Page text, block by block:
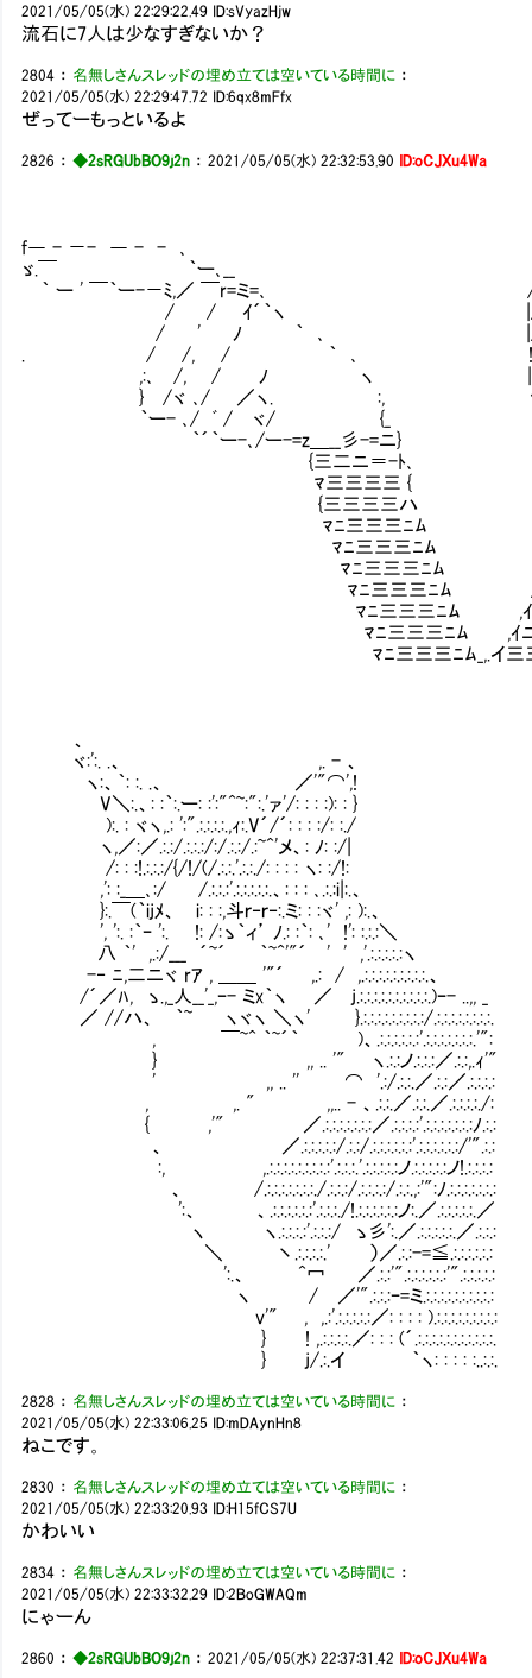
2021/05/05(水) 22:29:22.49 ID:sVyazHjw
流石に7人は少なすぎないか？
2804 ： 名無しさんスレッドの埋め立ては空いている時間に ：
2021/05/05(水) 22:29:47.72 ID:6qx8mFfx
ぜってーもっといるよ
2826 ：◆2sRGUbBO9j2n ：2021/05/05(水) 22:32:53.90 ID:oCJXu4Wa
f― - －- ― - - ､ ,ｲ-= '´
ゞ.￣ ｀ー､__ /イムイ￣
｀ ー ' ￣｀ー-－ﾐ,／ ￣r=ミ=､ ////ﾑﾏ
/ / ｲ´｀ヽ |////￣-－,＼
/ ' ﾉ ｀ ､ |/// = - = ﾆ ,＼
. / /, / ｀ ､ !:i:iﾄ､- = - =
,:､ /, / ﾉ ヽ |i:iﾑゝ≧z ,ﾞ＝
} /ヾ ､/ ／ヽ. :, ゞﾐ:ﾍ |!::. ノ ﾊ{/ /:/
｀ー- ､/ ﾞ / ヾ/ {_ ＼ﾍ {,ム
｀´｀ー-､/ー-=z＿__彡-=ニ} ゞﾑ
{三二ニ＝-ﾄ､ ゞ／-=
ﾏ三三三三 { , イ -=ﾆ
{三三三三ハ ,ｲﾆ三三三
ﾏﾆ三三三ﾆﾑ {ﾆ三三三三
ﾏﾆ三三三ﾆﾑ |三三三三
ﾏﾆ三三三ﾆﾑ ／二三三三三
ﾏﾆ三三三ﾆﾑ /三三三三三
ﾏﾆ三三三ﾆﾑ ,ｲ三三三三三
ﾏﾆ三三三ﾆﾑ ,ｲニ三三三三三
ﾏﾆ三三三ﾆﾑ_,.イ三三三三三
、
ヾ:':. .、 ,. - 、
ヽ:、｀: :. .、 ／'"⌒',!
V＼:.、: :｀:.ー: :':"^~:":.'ァ'/: : : :): : }
):. : ヾヽ,.: ':".:.:.:.:.,ｨ:.V´/´: : : :/: :./
ヽ,／:／.:.:/.:.:.:/:/.:.:/.:~^'メ、: ﾉ: :/| 【瞬間、音
/: : :!.:.:.:/{/!/(/.:.:.'.:.:./: : : : ヽ: :/!:
,': :_＿､:/ /.:.:.:'.:.:.:.:.:.、: : : ､.:.:i|:.、
}:.￣(｀ijﾒ、 i: : :,斗ｒ‐ｒ‐:.ミ: : :ヾ' ,: ):.、
', ':. :｀ｰ ':. !: /:ゝ｀ィ’ ﾉ.: :｀: ､' !': :.:.:＼
八 ｀' ,.:/___ ´~´ ｀~^'"´ ' ' ,'.:.:.:.:.:ヽ
-‐ ﾆ,二ニヾ rｱ , ＿＿ '"´ ,.: / ,.:.:.:.:.:.:.:.:.:.、
/´／ﾊ, ゝ.,_人__'_,ｰ- ミx｀ヽ ／ j.:.:.:.:.:.:.:.:.:.:.)ｰ- ..,, _
／ //ハ、 ｀~ ヽヾヽ ＼ヽ' }.:.:.:.:.:.:.:.:.:/.:.:.:.:.:.:.:.:.
, ￣~^ ｀~´｀ )、.:.:.:.:.:.:'.:.:.:.:.:.:.:.'":
} ,, .. '" ヽ.:.:ノ.:.:.:／.:.:,.ｨ'"
' ,, .. '' ⌒ '.:/.:.:.／.:.:／.:.:.:.:
, ,. " ,,.. - 、.:.:.／.:.:.／.:.:.:.:./:
{ ,'" ／.:.:.:.:.:.:.:／.:.:.:.:'.:.:.:.:.:.:.:ﾉ.:.:
、 ／.:.:.:.:.:/.:.:/.:.:.:.:.:.:'.:.:.:.:.:.:/'".:.:
:, ,.:.:.:.:.:.:.:.:.:'.:.:.:.'.:.:.:.:.:ノ.:.:.:.:.:ノ!.:.:.:.:
、 /.:.:.:.:.:.:.:./.:.:.:/.:.:.:.:/.:.:.,:'":ﾉ.:.:.:.:.:.:.:
':、 、.:.:.:.:.:.:'.:.:.:./!.:.:.:.:.:.:ノ:.／.:.:.:.:.:.／
ヽ ヽ.:.:.:.:'.:.:.:/ ゝ彡':.／.:.:.:.:.:.／.:.:.:
＼ 丶.:.:.:.:.' ）／.:.:-=≦.:.:.:.:.:.:
':.、 ^冖 ／.:.:'".:.:.:.:.:.:'".:.:.:.:.:
ヽ / ／'".:.:.:ｰ=ミ.:.:.:.:.:.:.:.:.:.:
v'" , ,.:'.:.:.:.:.:／: : : : ).:.:.:.:.:.:.:.:.:
} ! ,.:.:.:.:.／: : : (´.:.:.:.:.:.:.:.:.:.:.:.
} j/.:.イ ｀ヽ: : : : :..:.:.
2828 ： 名無しさんスレッドの埋め立ては空いている時間に ：
2021/05/05(水) 22:33:06.25 ID:mDAynHn8
ねこです。
2830 ： 名無しさんスレッドの埋め立ては空いている時間に ：
2021/05/05(水) 22:33:20.93 ID:H15fCS7U
かわいい
2834 ： 名無しさんスレッドの埋め立ては空いている時間に ：
2021/05/05(水) 22:33:32.29 ID:2BoGWAQm
にゃーん
2860 ：◆2sRGUbBO9j2n ：2021/05/05(水) 22:37:31.42 ID:oCJXu4Wa